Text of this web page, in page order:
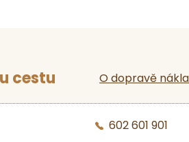
cestu O dopravě
602 601 901